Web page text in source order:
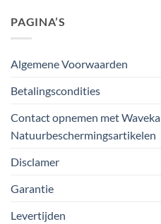
PAGINA’S
Algemene Voorwaarden
Betalingscondities
Contact opnemen met Waveka
Natuurbeschermingsartikelen
Disclamer
Garantie
Levertijden